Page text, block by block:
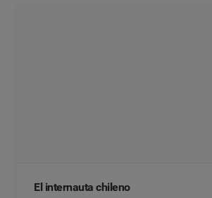
El internauta chileno